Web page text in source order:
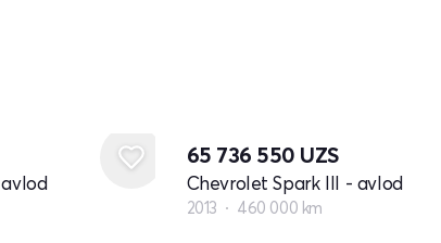
65 736 550 UZS
Chevrolet Spark III - avlod
2013 460 000 km